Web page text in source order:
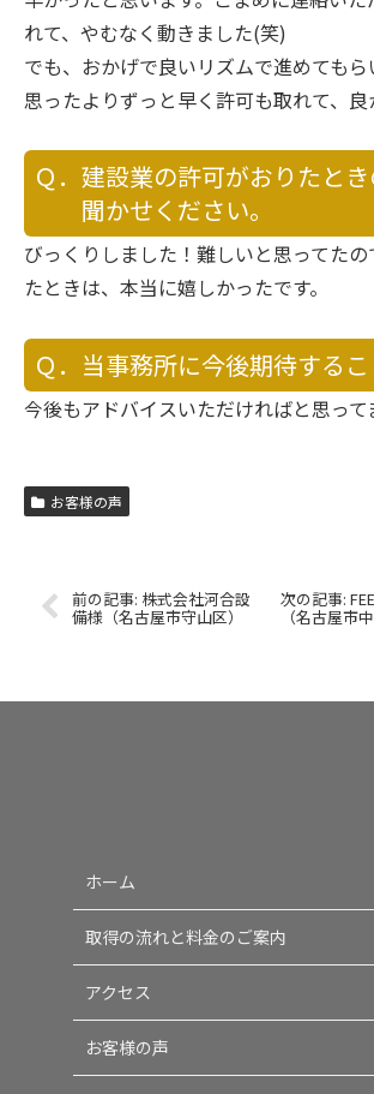
れて、やむなく動きました(笑)
でも、おかげで良いリズムで進めてもら
思ったよりずっと早く許可も取れて、良
Ｑ．建設業の許可がおりたと
聞かせください。
びっくりしました！難しいと思ってたの
たときは、本当に嬉しかったです。
Ｑ．当事務所に今後期待するこ
今後もアドバイスいただければと思って
お客様の声
株式会社河合設
備様（名古屋市守山区） （名古屋市
ホーム
取得の流れと料金のご案内
アクセス
お客様の声